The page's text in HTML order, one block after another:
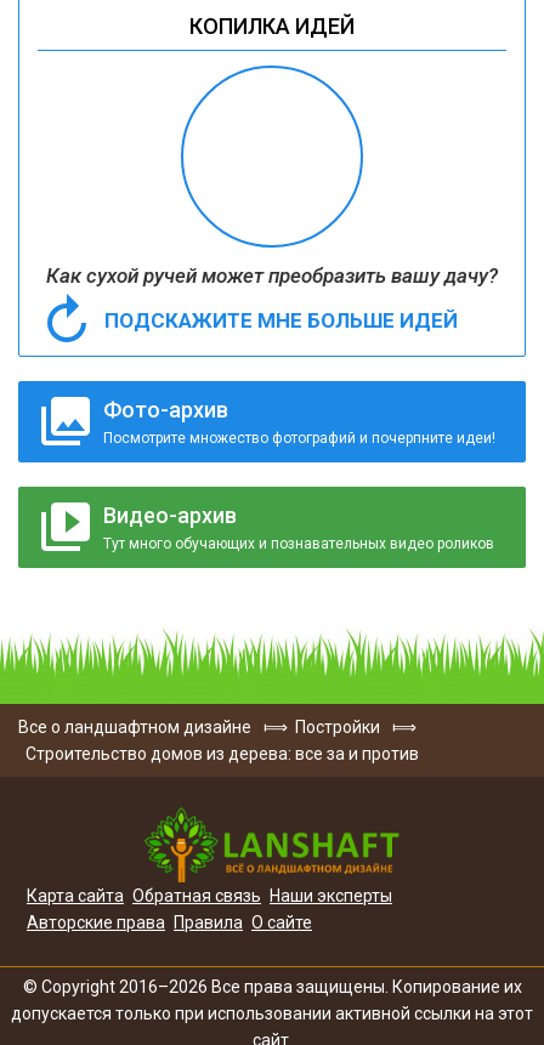
КОПИЛКА ИДЕЙ
Как сухой ручей может преобразить вашу дачу?
ПОДСКАЖИТЕ МНЕ БОЛЬШЕ ИДЕЙ
Фото-архив
Посмотрите множество фотографий и почерпните идеи!
Видео-архив
Тут много обучающих и познавательных видео роликов
Все о ландшафтном дизайне ⟾ Постройки
⟾
Строительство домов из дерева: все за и против
Карта сайта Обратная связь
Наши эксперты
Авторские права
Правила О сайте
© Copyright 2016–2026 Все права защищены. Копирование их
допускается только при использовании активной ссылки на этот
сайт.